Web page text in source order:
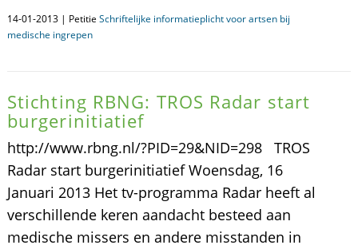
14-01-2013 | Petitie Schriftelijke informatieplicht voor artsen bij
medische ingrepen
Stichting RBNG: TROS Radar start
burgerinitiatief
http://www.rbng.nl/?PID=29&NID=298 TROS
Radar start burgerinitiatief Woensdag, 16
Januari 2013 Het tv-programma Radar heeft al
verschillende keren aandacht besteed aan
medische missers en andere misstanden in